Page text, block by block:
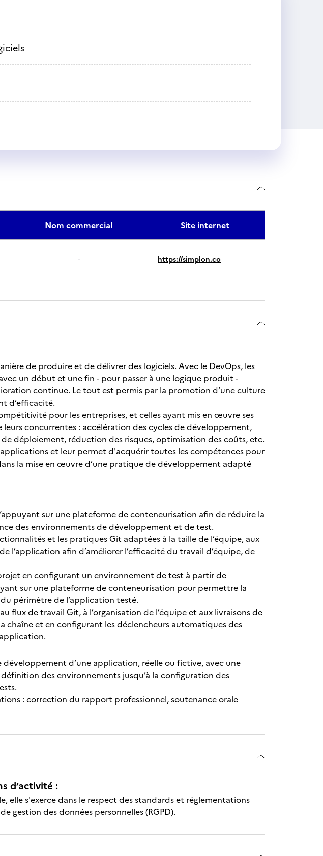
Nom commercial Site internet
- https://simplon.co
de produire et de délivrer des logiciels. Avec le DevOps, les
un début et une fin - pour passer à une logique produit -
continue. Le tout est permis par la promotion d’une culture
d’efficacité.
pour les entreprises, et celles ayant mis en œuvre ses
concurrentes : accélération des cycles de développement,
déploiement, réduction des risques, optimisation des coûts, etc.
et leur permet d'acquérir toutes les compétences pour
la mise en œuvre d’une pratique de développement adapté
sur une plateforme de conteneurisation afin de réduire la
des environnements de développement et de test.
et les pratiques Git adaptées à la taille de l’équipe, aux
l’application afin d’améliorer l’efficacité du travail d’équipe, de
en configurant un environnement de test à partir de
sur une plateforme de conteneurisation pour permettre la
périmètre de l’application testé.
flux de travail Git, à l’organisation de l’équipe et aux livraisons de
chaîne et en configurant les déclencheurs automatiques des
d’une application, réelle ou fictive, avec une
des environnements jusqu’à la configuration des
: correction du rapport professionnel, soutenance orale
d’activité :
elle s'exerce dans le respect des standards et réglementations
gestion des données personnelles (RGPD).